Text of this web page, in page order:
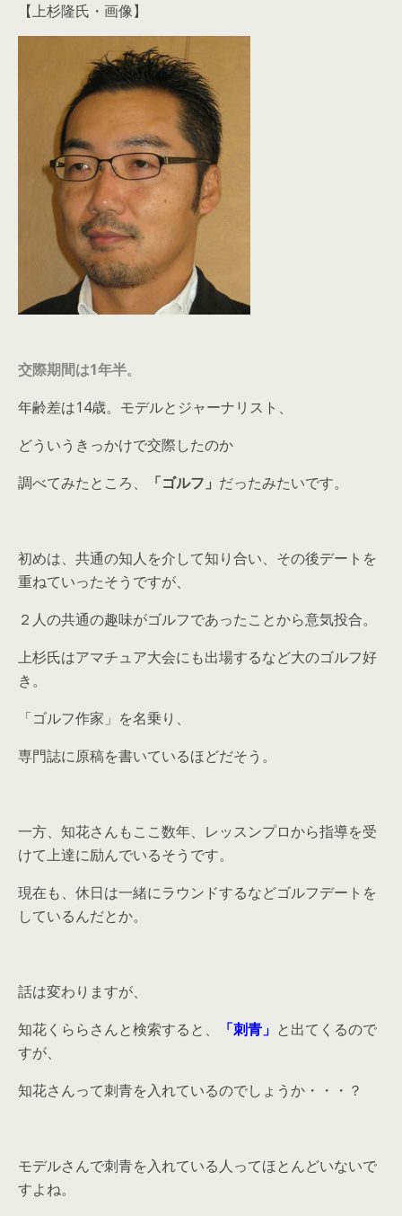
【上杉隆氏・画像】
交際期間は1年半。
年齢差は14歳。モデルとジャーナリスト、
どういうきっかけで交際したのか
調べてみたところ、
「ゴルフ」 だったみたいです。
初めは、共通の知人を介して知り合い、その後デートを
重ねていったそうですが、
２人の共通の趣味がゴルフであったことから意気投合。
上杉氏はアマチュア大会にも出場するなど大のゴルフ好
き。
「ゴルフ作家」を名乗り、
専門誌に原稿を書いているほどだそう。
一方、知花さんもここ数年、レッスンプロから指導を受
けて上達に励んでいるそうです。
現在も、休日は一緒にラウンドするなどゴルフデートを
しているんだとか。
話は変わりますが、
知花くららさんと検索すると、
「刺青」 と出てくるので
すが、
知花さんって刺青を入れているのでしょうか・・・？
モデルさんで刺青を入れている人ってほとんどいないで
すよね。